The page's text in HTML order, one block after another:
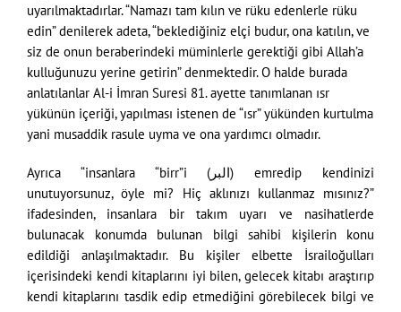
uyarılmaktadırlar. “Namazı tam kılın ve rüku edenlerle rüku
edin” denilerek adeta, “beklediğiniz elçi budur, ona katılın, ve
siz de onun beraberindeki müminlerle gerektiği gibi Allah’a
kulluğunuzu yerine getirin” denmektedir. O halde burada
anlatılanlar Al-i İmran Suresi 81. ayette tanımlanan ısr
yükünün içeriği, yapılması istenen de “ısr” yükünden kurtulma
yani musaddik rasule uyma ve ona yardımcı olmadır.
Ayrıca “insanlara “birr”i (البر) emredip kendinizi
unutuyorsunuz, öyle mi? Hiç aklınızı kullanmaz mısınız?”
ifadesinden, insanlara bir takım uyarı ve nasihatlerde
bulunacak konumda bulunan bilgi sahibi kişilerin konu
edildiği anlaşılmaktadır. Bu kişiler elbette İsrailoğulları
içerisindeki kendi kitaplarını iyi bilen, gelecek kitabı araştırıp
kendi kitaplarını tasdik edip etmediğini görebilecek bilgi ve